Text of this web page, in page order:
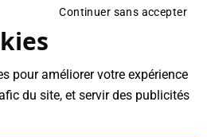
of Legends
Jouanny EI
Lyon 75012 Paris
Continuer sans accepter
pour améliorer votre expérience
du site, et servir des publicités